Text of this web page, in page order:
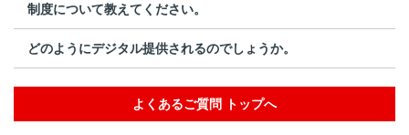
制度について教えてください。
どのようにデジタル提供されるのでしょうか。
よくあるご質問 トップへ